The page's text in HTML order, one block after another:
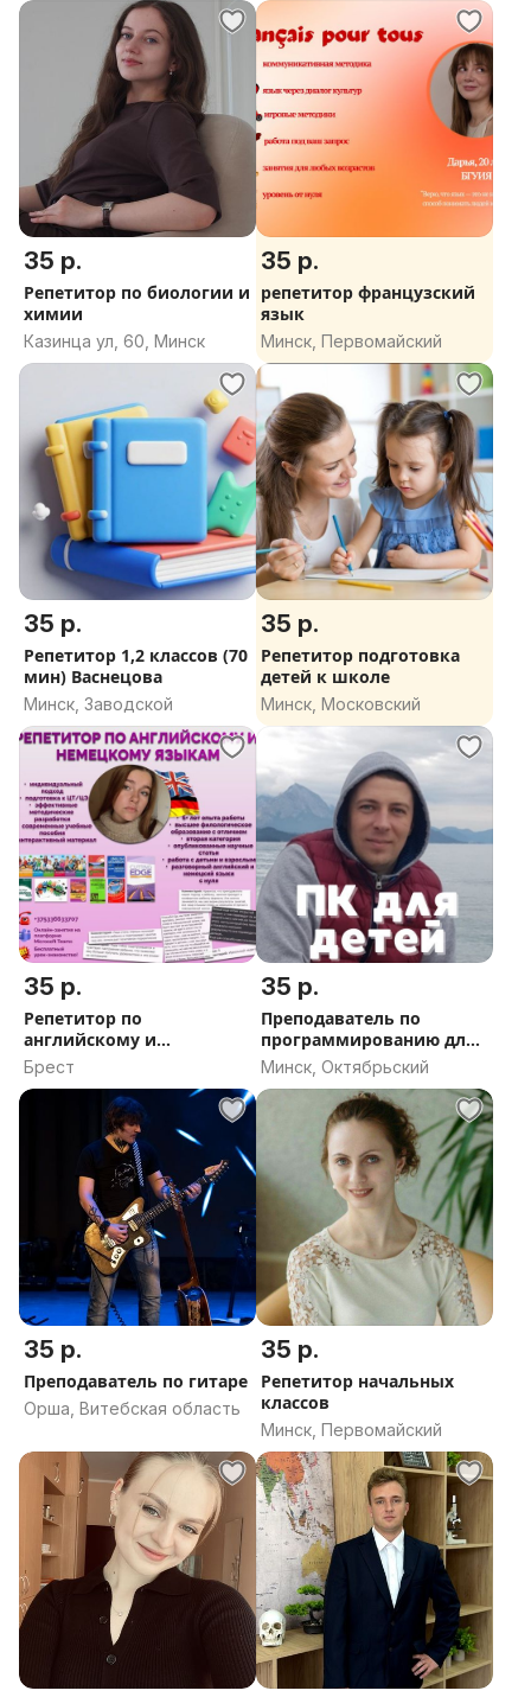
35 р.
Репетитор по биологии и
химии
Казинца ул, 60, Минск
35 р.
репетитор французский
язык
Минск, Первомайский
35 р.
Репетитор 1,2 классов (70
мин) Васнецова
Минск, Заводской
35 р.
Репетитор подготовка
детей к школе
Минск, Московский
35 р.
Репетитор по
английскому и
немецкому языкам
Брест
35 р.
Преподаватель по
программированию для
детей
Минск, Октябрьский
35 р.
Преподаватель по гитаре
Орша, Витебская область
35 р.
Репетитор начальных
классов
Минск, Первомайский